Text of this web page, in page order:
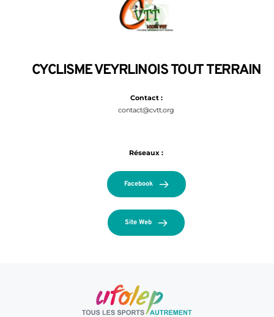
CYCLISME VEYRLINOIS TOUT TERRAIN
Contact :
contact@cvtt.org
Réseaux :
Facebook
Site Web